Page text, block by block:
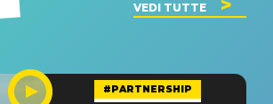
VEDI TUTTE
#PARTNERSHIP